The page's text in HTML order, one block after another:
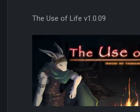
The Use of Life v1.0.09